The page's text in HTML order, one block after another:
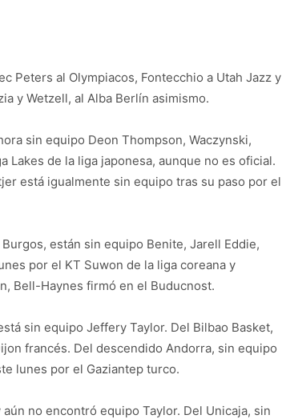
Peters al Olympiacos, Fontecchio a Utah Jazz y
y Wetzell, al Alba Berlín asimismo.
sin equipo Deon Thompson, Waczynski,
Lakes de la liga japonesa, aunque no es oficial.
está igualmente sin equipo tras su paso por el
están sin equipo Benite, Jarell Eddie,
por el KT Suwon de la liga coreana y
Bell-Haynes firmó en el Buducnost.
sin equipo Jeffery Taylor. Del Bilbao Basket,
francés. Del descendido Andorra, sin equipo
lunes por el Gaziantep turco.
no encontró equipo Taylor. Del Unicaja, sin